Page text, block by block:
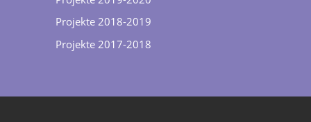
Projekte 2018-2019
Projekte 2017-2018